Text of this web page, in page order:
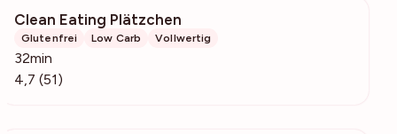
Clean Eating Plätzchen
Glutenfrei Low Carb Vollwertig
32min
4,7 (51)